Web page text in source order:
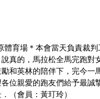
育場＊本會當天負責裁判
真的，馬拉松全馬完跑對
和英林的陪伴下，完今
位親愛的跑友們給予最
（會員 ：黃玎玲）